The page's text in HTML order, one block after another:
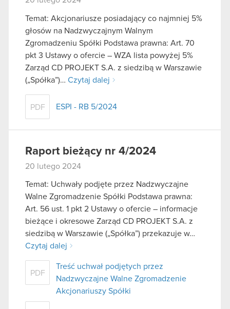
Temat: Akcjonariusze posiadający co najmniej 5%
głosów na Nadzwyczajnym Walnym
Zgromadzeniu Spółki Podstawa prawna: Art. 70
pkt 3 Ustawy o ofercie – WZA lista powyżej 5%
Zarząd CD PROJEKT S.A. z siedzibą w Warszawie
(„Spółka”)… Czytaj dalej
PDF ESPI - RB 5/2024
Raport bieżący nr 4/2024
20 lutego 2024
Temat: Uchwały podjęte przez Nadzwyczajne
Walne Zgromadzenie Spółki Podstawa prawna:
Art. 56 ust. 1 pkt 2 Ustawy o ofercie – informacje
bieżące i okresowe Zarząd CD PROJEKT S.A. z
siedzibą w Warszawie („Spółka”) przekazuje w…
Czytaj dalej
PDF
Treść uchwał podjętych przez
Nadzwyczajne Walne Zgromadzenie
Akcjonariuszy Spółki